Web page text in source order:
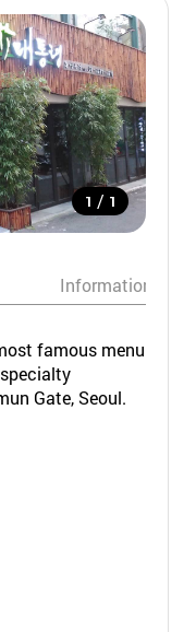
1 / 1
Informations
famous menu
Gate, Seoul.